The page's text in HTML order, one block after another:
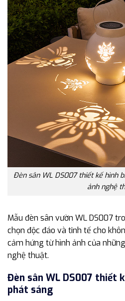
Đèn sân WL DS007 thiết kế hình
ảnh nghệ
Mẫu đèn sân vườn WL DS007
chọn độc đáo và tinh tế cho
cảm hứng từ hình ảnh của
nghệ thuật.
Đèn sân WL DS007 thiết
phát sáng